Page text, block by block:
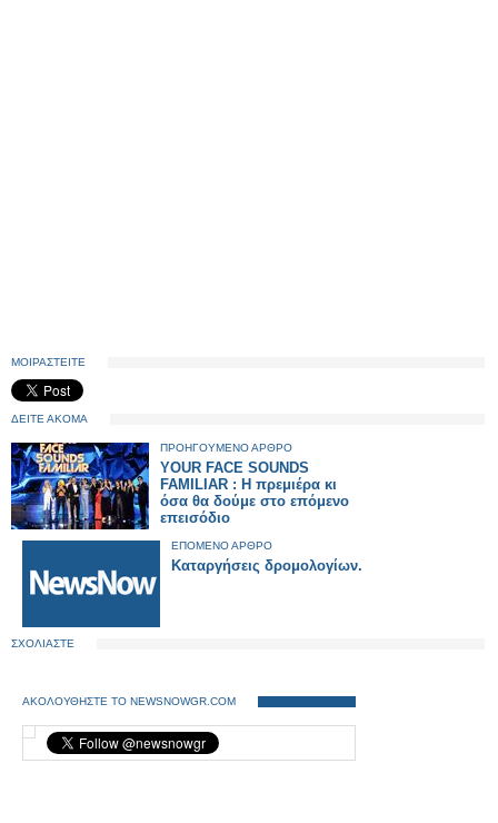
ΜΟΙΡΑΣΤΕΙΤΕ
ΔΕΙΤΕ ΑΚΟΜΑ
ΠΡΟΗΓΟΥΜΕΝΟ ΑΡΘΡΟ
YOUR FACE SOUNDS
FAMILIAR : Η πρεμιέρα κι
όσα θα δούμε στο επόμενο
επεισόδιο
ΕΠΟΜΕΝΟ ΑΡΘΡΟ
Καταργήσεις δρομολογίων.
ΣΧΟΛΙΑΣΤΕ
ΑΚΟΛΟΥΘΗΣΤΕ ΤΟ NEWSNOWGR.COM